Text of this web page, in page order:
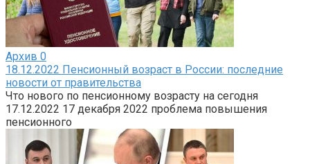
Архив 0
18.12.2022 Пенсионный возраст в России: последние
новости от правительства
Что нового по пенсионному возрасту на сегодня
17.12.2022 17 декабря 2022 проблема повышения
пенсионного